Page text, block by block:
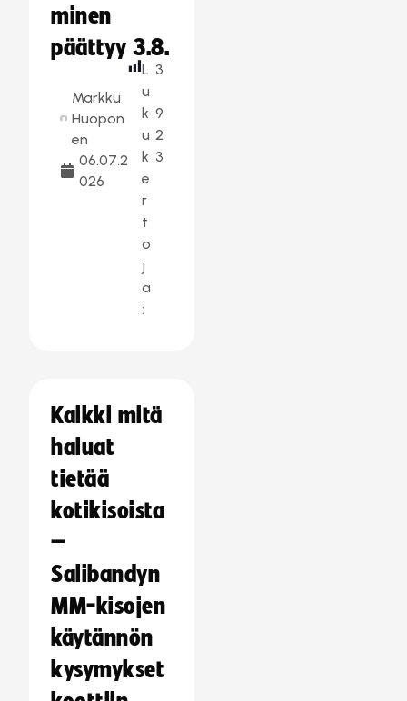
minen
päättyy 3.8.
Markku
Huopon
en
06.07.2
026
L
u
k
u
k
e
r
t
o
j
a
:
3
9
2
3
Kaikki mitä
haluat
tietää
kotikisoista
–
Salibandyn
MM-kisojen
käytännön
kysymykset